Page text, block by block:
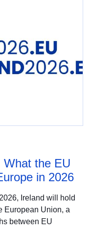
What the EU
in 2026
Ireland will hold
European Union, a
between EU